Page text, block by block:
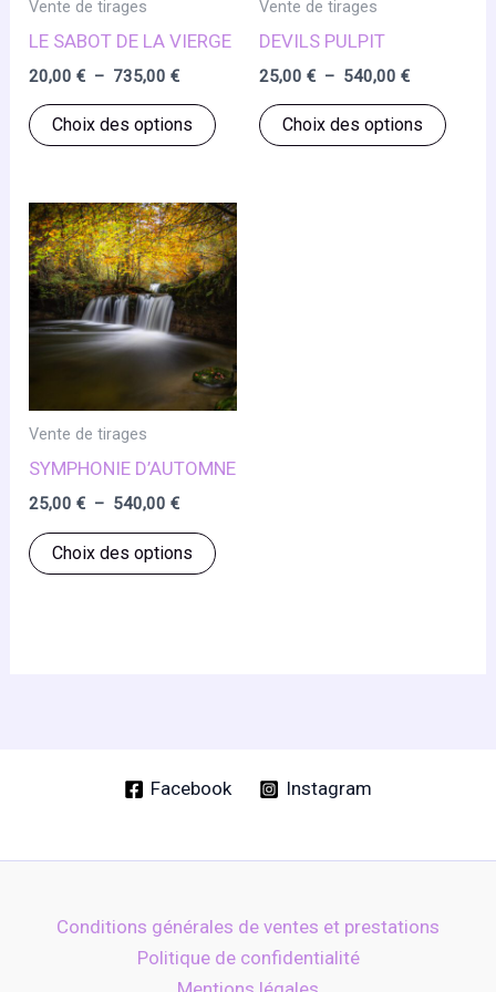
Vente de tirages
LE SABOT DE LA VIERGE
20,00€ – 735,00€Plage
prix :
20,00 €
Choix des options
produit
plusieurs
variations.
Les
options
être
choisies
page
produit
Vente de tirages
DEVILS PULPIT
25,00 € – 540,00 €Plage
prix :
25,00 €
Choix des options
Vente de tirages
SYMPHONIE D’AUTOMNE
25,00€ – 540,00€Plage
prix :
25,00 €
Choix des options
être
du
produit
Facebook Instagram
Conditions générales de ventes et prestations
Politique de confidentialité